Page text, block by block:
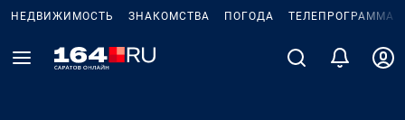
НЕДВИЖИМОСТЬ ЗНАКОМСТВА ПОГОДА ТЕЛЕПРОГРАММА